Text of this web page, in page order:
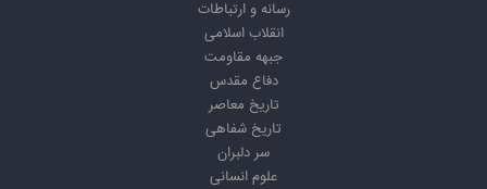
رسانه و ارتباطات
انقلاب اسلامی
جبهه مقاومت
دفاع مقدس
تاریخ معاصر
تاریخ شفاهی
سر دلبران
علوم انسانی